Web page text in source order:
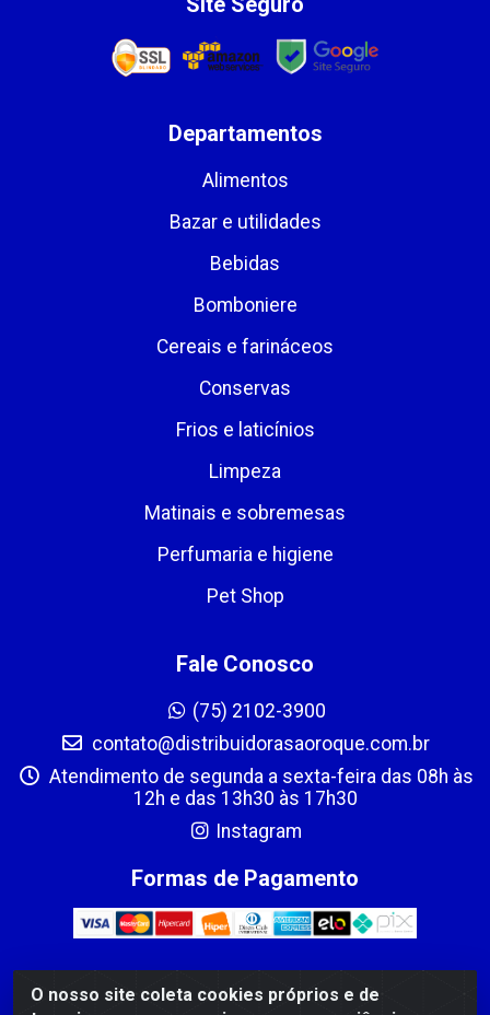
O nosso site coleta cookies próprios e de
Departamentos
Alimentos
Bazar e utilidades
Bebidas
Bomboniere
Cereais e farináceos
Conservas
Frios e laticínios
Limpeza
Matinais e sobremesas
Perfumaria e higiene
Pet Shop
Fale Conosco
(75) 2102-3900
contato@distribuidorasaoroque.com.br
Atendimento de segunda a sexta-feira das 08h às
12h e das 13h30 às 17h30
Instagram
Formas de Pagamento
DIST DE PROD ALIM SÃO ROQUE LTDA - AVENIDA PROBAHIA,